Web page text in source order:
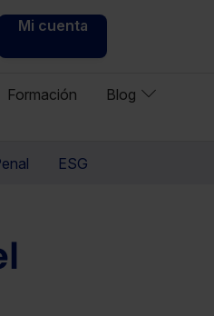
Mi cuenta
Formación Blog
ESG